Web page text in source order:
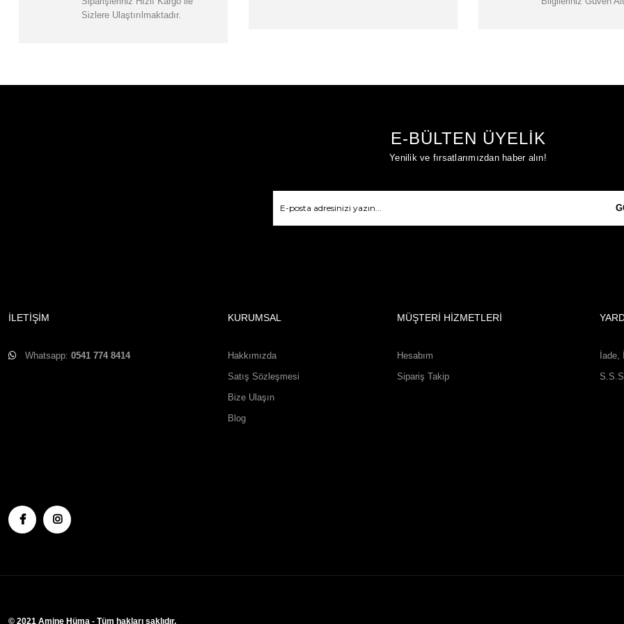
Sizlere Ulaştırılmaktadır.
E-BÜLTEN ÜYELİK
Yenilik ve fırsatlarımızdan haber alın!
İLETİŞİM
Whatsapp: 0541 774 8414
KURUMSAL
Hakkımızda
Satış Sözleşmesi
Bize Ulaşın
Blog
MÜŞTERİ HİZMETLERİ
Hesabım
Sipariş Takip
İade,
S.S.S
© 2021 Amine Hüma - Tüm hakları saklıdır.